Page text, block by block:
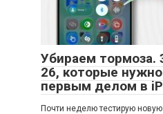
Убираем тормоза.
26, которые
первым делом в
Почти неделю тестирую